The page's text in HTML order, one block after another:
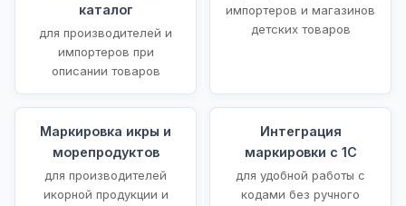
каталог
для производителей и
импортеров при
описании товаров
импортеров и магазинов
детских товаров
Маркировка икры и
морепродуктов
для производителей
икорной продукции и
Интеграция
маркировки с 1С
для удобной работы с
кодами без ручного